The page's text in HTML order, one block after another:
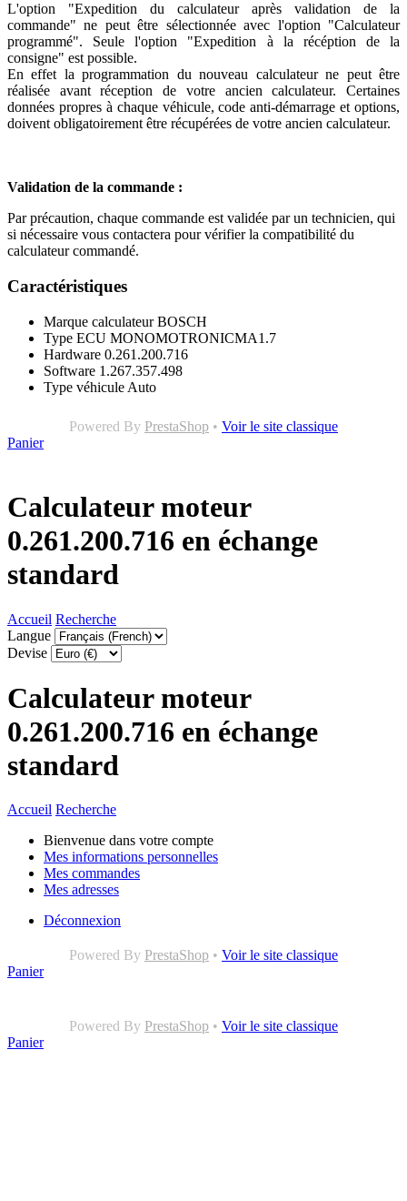
L'option "Expedition du calculateur après validation de la
commande" ne peut être sélectionnée avec l'option "Calculateur
programmé". Seule l'option "Expedition à la récéption de la
consigne" est possible.
En effet la programmation du nouveau calculateur ne peut être
réalisée avant réception de votre ancien calculateur. Certaines
données propres à chaque véhicule, code anti-démarrage et options,
doivent obligatoirement être récupérées de votre ancien calculateur.
Validation de la commande :
Par précaution, chaque commande est validée par un technicien, qui
si nécessaire vous contactera pour vérifier la compatibilité du
calculateur commandé.
Caractéristiques
Marque calculateur BOSCH
Type ECU MONOMOTRONICMA1.7
Hardware 0.261.200.716
Software 1.267.357.498
Type véhicule Auto
Powered By PrestaShop • Voir le site classique
Panier
Calculateur moteur
0.261.200.716 en échange
standard
Accueil Recherche
Langue
Devise
Calculateur moteur
0.261.200.716 en échange
standard
Accueil Recherche
Bienvenue dans votre compte
Mes informations personnelles
Mes commandes
Mes adresses
Déconnexion
Powered By PrestaShop • Voir le site classique
Panier
Powered By PrestaShop • Voir le site classique
Panier